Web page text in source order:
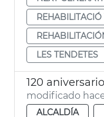
LES TENDETES
120
modificado
ALCALDÍA